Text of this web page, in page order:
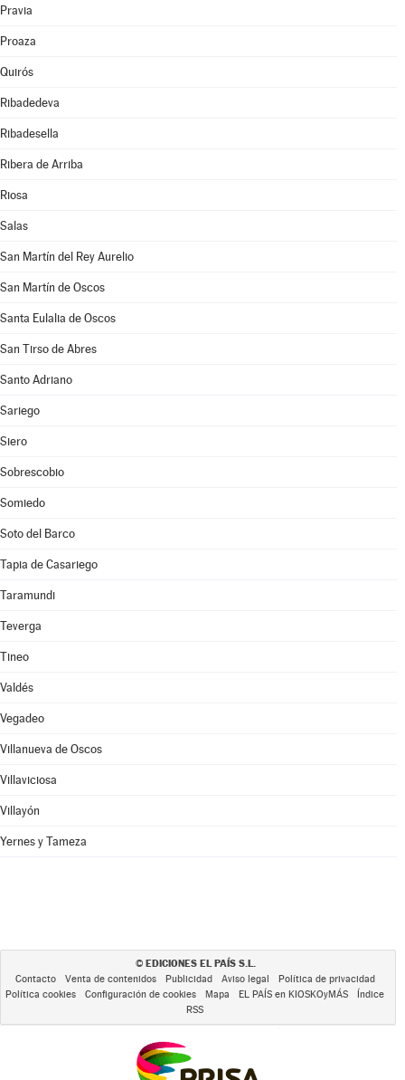
Pravia
Proaza
Quirós
Ribadedeva
Ribadesella
Ribera de Arriba
Riosa
Salas
San Martín del Rey Aurelio
San Martín de Oscos
Santa Eulalia de Oscos
San Tirso de Abres
Santo Adriano
Sariego
Siero
Sobrescobio
Somiedo
Soto del Barco
Tapia de Casariego
Taramundi
Teverga
Tineo
Valdés
Vegadeo
Villanueva de Oscos
Villaviciosa
Villayón
Yernes y Tameza
© EDICIONES EL PAÍS S.L.
Contacto Venta de contenidos Publicidad Aviso legal
Política de privacidad
Política cookies
Configuración de cookies Mapa EL PAÍS en KIOSKOyMÁS
Índice
RSS